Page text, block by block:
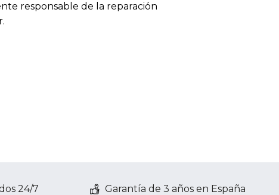
responsable de la reparación
24/7 Garantía de 3 años en España